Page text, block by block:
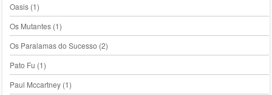
Oasis(1)
Os Mutantes(1)
Os Paralamas do Sucesso (2)
Pato Fu (1)
Paul Mccartney(1)